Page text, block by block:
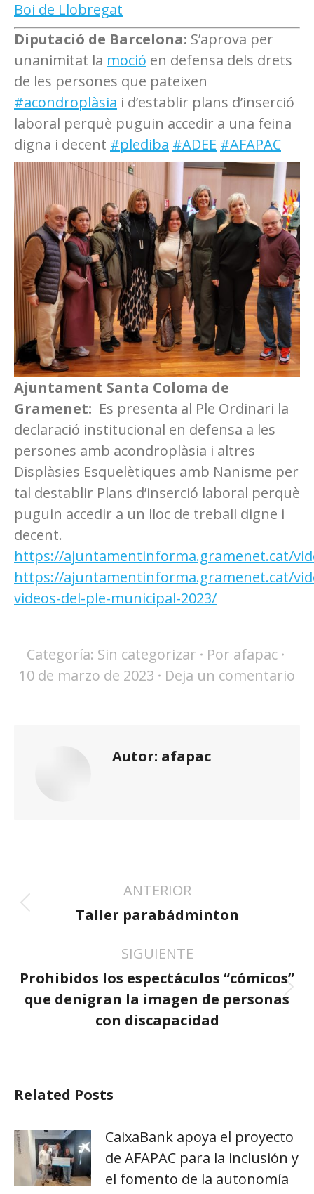
Boi de Llobregat
Diputació de Barcelona: S’aprova per
unanimitat la moció en defensa dels drets
de les persones que pateixen
#acondroplàsia i d’establir plans d’inserció
laboral perquè puguin accedir a una feina
digna i decent #plediba #ADEE #AFAPAC
Ajuntament Santa Coloma de
Gramenet: Es presenta al Ple Ordinari la
declaració institucional en defensa a les
persones amb acondroplàsia i altres
Displàsies Esquelètiques amb Nanisme per
tal destablir Plans d’inserció laboral perquè
puguin accedir a un lloc de treball digne i
decent.
https://ajuntamentinforma.gramenet.cat/
https://ajuntamentinforma.gramenet.cat/
videos-del-ple-municipal-2023/
Categoría: Sin categorizar Por afapac
10 de marzo de 2023
Deja un comentario
Autor: afapac
ENTRE
PUBLICACIONES
ANTERIOR
Publicación
Taller parabádminton
SIGUIENTE
Publicación
siguiente:
Prohibidos los espectáculos “cómicos”
que denigran la imagen de personas
con discapacidad
Related Posts
CaixaBank apoya el proyecto
de AFAPAC para la inclusión y
el fomento de la autonomía